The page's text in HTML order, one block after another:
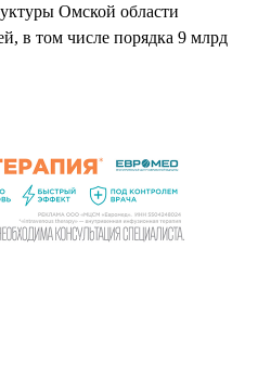
Омской области
в том числе порядка 9 млрд